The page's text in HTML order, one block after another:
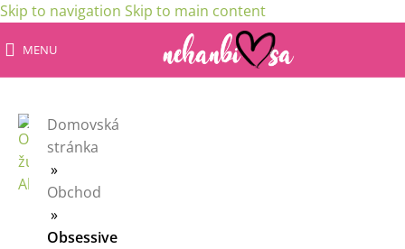
Skip to navigation Skip to main content
MENU
Domovská
stránka
»
Obchod
»
Obsessive